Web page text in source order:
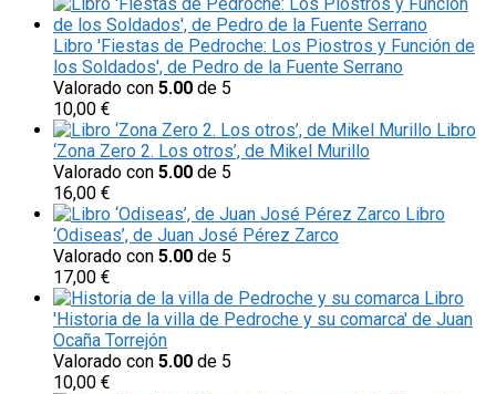
Libro 'Fiestas de Pedroche: Los Piostros y Función de
los Soldados', de Pedro de la Fuente Serrano
Valorado con 5.00 de 5
10,00 €
Libro
‘Zona Zero 2. Los otros’, de Mikel Murillo
Valorado con 5.00 de 5
16,00 €
Libro
‘Odiseas’, de Juan José Pérez Zarco
Valorado con 5.00 de 5
17,00 €
Libro
'Historia de la villa de Pedroche y su comarca' de Juan
Ocaña Torrejón
Valorado con 5.00 de 5
10,00 €